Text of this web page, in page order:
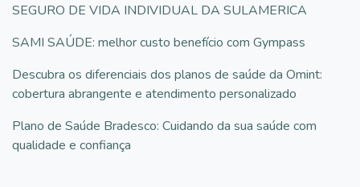
SEGURO DE VIDA INDIVIDUAL DA SULAMERICA
SAMI SAÚDE: melhor custo benefício com Gympass
Descubra os diferenciais dos planos de saúde da Omint:
cobertura abrangente e atendimento personalizado
Plano de Saúde Bradesco: Cuidando da sua saúde com
qualidade e confiança